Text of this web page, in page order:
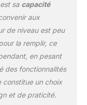
brillantes à
la bouilloire
à mesurer 1
ultra
bouillir une
en 60
Acier
de qualité
pour eau pure
sa capacité
aux
de niveau est peu
la remplir, ce
en pesant
des fonctionnalités
constitue un choix
et de praticité.